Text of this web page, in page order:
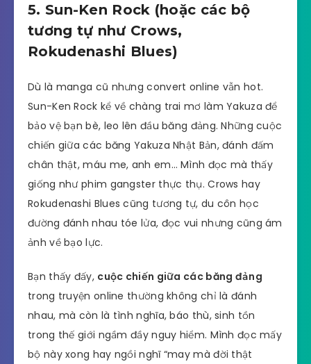
5. Sun-Ken Rock (hoặc các bộ
tương tự như Crows,
Rokudenashi Blues)
Dù là manga cũ nhưng convert online vẫn hot.
Sun-Ken Rock kể về chàng trai mơ làm Yakuza để
bảo vệ bạn bè, leo lên đầu băng đảng. Những cuộc
chiến giữa các băng Yakuza Nhật Bản, đánh đấm
chân thật, máu me, anh em… Mình đọc mà thấy
giống như phim gangster thực thụ. Crows hay
Rokudenashi Blues cũng tương tự, du côn học
đường đánh nhau tóe lửa, đọc vui nhưng cũng ám
ảnh về bạo lực.
Bạn thấy đấy, cuộc chiến giữa các băng đảng
trong truyện online thường không chỉ là đánh
nhau, mà còn là tình nghĩa, báo thù, sinh tồn
trong thế giới ngầm đầy nguy hiểm. Mình đọc mấy
bộ này xong hay ngồi nghĩ “may mà đời thật